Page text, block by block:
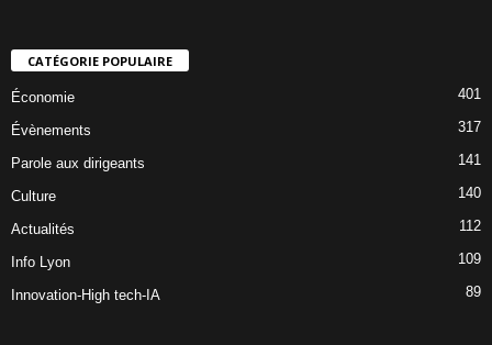
CATÉGORIE POPULAIRE
Économie 401
Évènements 317
Parole aux dirigeants 141
Culture 140
Actualités 112
Info Lyon 109
Innovation-High tech-IA 89